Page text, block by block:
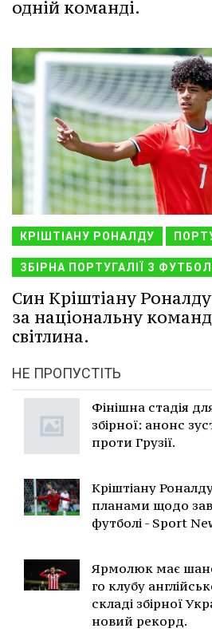
одній команді.
КРІШТІАНУ РОНАЛДУ
ЗБІРНА ПОРТУГАЛІЇ З
Син Кріштіану
за національну
світлина.
НЕ ПРОПУСТІТЬ
Фінішна стадія
збірної: анонс
проти Грузії.
Кріштіану
планами щодо
футболі - Sport
Ярмолюк має
го клубу
складі збірної
новий рекорд.